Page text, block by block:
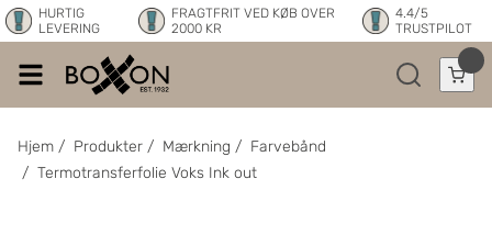
HURTIG
LEVERING
FRAGTFRIT VED KØB OVER
2000 KR
4.4/5
TRUSTPILOT
Hjem / Produkter / Mærkning / Farvebånd
/ Termotransferfolie Voks Ink out